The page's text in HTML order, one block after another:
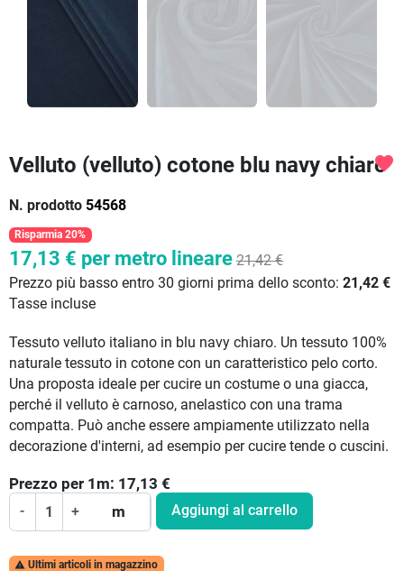
Velluto (velluto) cotone blu navy chiaro
N. prodotto 54568
favorite
Risparmia 20%
17,13 € per metro lineare 21,42 €
Prezzo più basso entro 30 giorni prima dello sconto: 21,42 €
Tasse incluse
Tessuto velluto italiano in blu navy chiaro. Un tessuto 100%
naturale tessuto in cotone con un caratteristico pelo corto.
Una proposta ideale per cucire un costume o una giacca,
perché il velluto è carnoso, anelastico con una trama
compatta. Può anche essere ampiamente utilizzato nella
decorazione d'interni, ad esempio per cucire tende o cuscini.
Prezzo per 1 m: 17,13 €
- + m Aggiungi al carrello
 Ultimi articoli in magazzino